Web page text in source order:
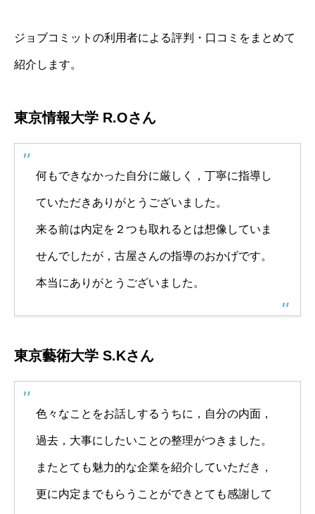
ジョブコミットの利用者による評判・口コミをまとめて
紹介します。
東京情報大学 R.Oさん
何もできなかった自分に厳しく，丁寧に指導し
ていただきありがとうございました。
来る前は内定を２つも取れるとは想像していま
せんでしたが，古屋さんの指導のおかげです。
本当にありがとうございました。
東京藝術大学 S.Kさん
色々なことをお話しするうちに，自分の内面，
過去，大事にしたいことの整理がつきました。
またとても魅力的な企業を紹介していただき，
更に内定までもらうことができとても感謝して